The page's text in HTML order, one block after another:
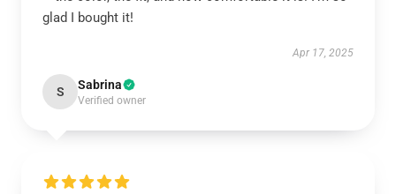
glad I bought it!
Apr 17, 2025
S Sabrina
Verified owner